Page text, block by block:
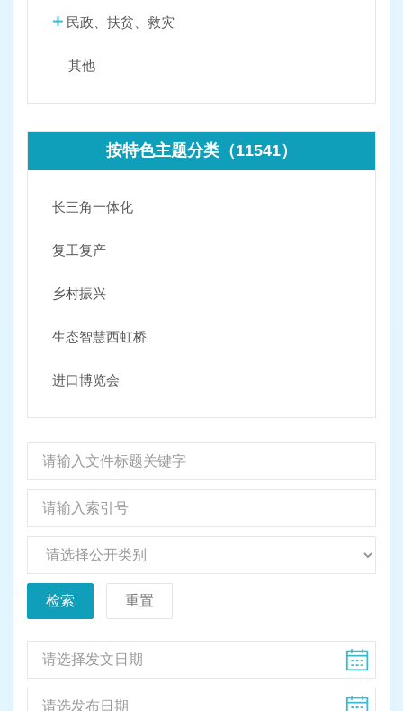
民政、扶贫、救灾
其他
按特色主题分类（11541）
长三角一体化
复工复产
乡村振兴
生态智慧西虹桥
进口博览会
检索 重置